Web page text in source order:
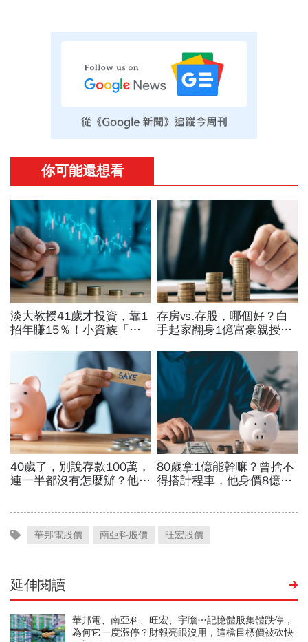
華邦電股價 南亞科股價 旺宏股價
延伸閱讀
華邦電、南亞科、旺宏、宇瞻…記憶體股集體跌停，
為何它一度漲停？財報亮眼沒用，這檔目標價被砍快